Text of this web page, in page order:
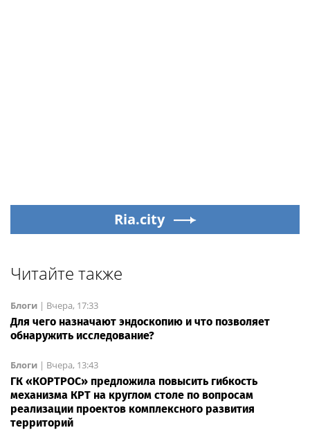
Ria.city
Читайте также
Блоги | Вчера, 17:33
Для чего назначают эндоскопию и что позволяет
обнаружить исследование?
Блоги | Вчера, 13:43
ГК «КОРТРОС» предложила повысить гибкость
механизма КРТ на круглом столе по вопросам
реализации проектов комплексного развития
территорий